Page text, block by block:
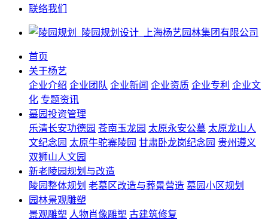
联络我们
首页
关于杨艺
企业介绍 企业团队 企业新闻 企业资质 企业专利 企业文
化 专题资讯
墓园投资管理
乐清长安功德园 苍南玉龙园 太原永安公墓 太原龙山人
文纪念园 太原牛驼寨陵园 甘肃卧龙岗纪念园 贵州遵义
双狮山人文园
新老陵园规划与改造
陵园整体规划 老墓区改造与葬景营造 墓园小区规划
园林景观雕塑
景观雕塑 人物肖像雕塑 古建筑修复